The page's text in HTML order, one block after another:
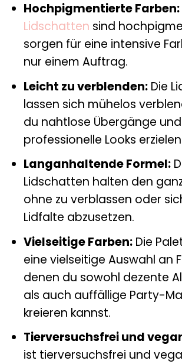
Hochpigmentierte Farben:
Lidschatten sind
sorgen für eine intensive
nur einem Auftrag.
Leicht zu verblenden:Die
lassen sich mühelos
du nahtlose Übergänge und
professionelle Looks
Langanhaltende Formel:
Lidschatten halten den
ohne zu verblassen oder
Lidfalte abzusetzen.
Vielseitige Farben:Die
eine vielseitige Auswahl an
denen du sowohl dezente
als auch auffällige Party-
kreieren kannst.
Tierversuchsfrei und
ist tierversuchsfrei und